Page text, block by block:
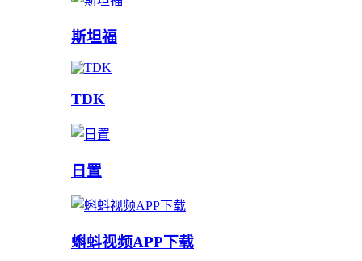
斯坦福
TDK
日置
蝌蚪视频APP下载